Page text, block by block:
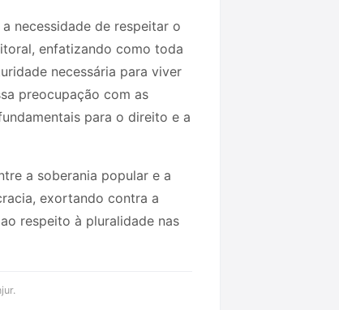
necessidade de respeitar o
enfatizando como toda
necessária para viver
preocupação com as
para o direito e a
a soberania popular e a
exortando contra a
respeito à pluralidade nas